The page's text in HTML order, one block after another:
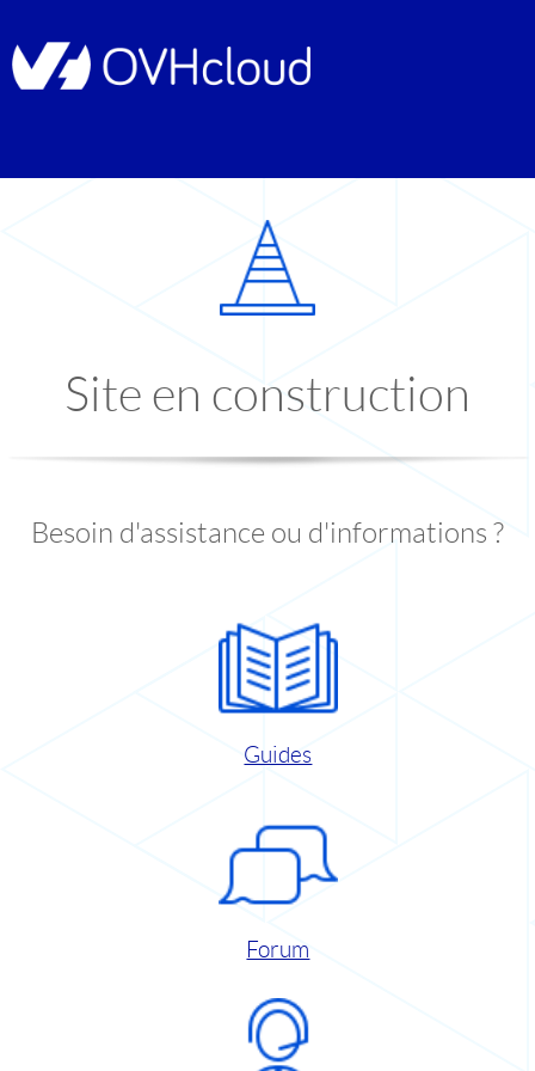
Site en construction
Besoin d'assistance ou d'informations ?
Guides
Forum